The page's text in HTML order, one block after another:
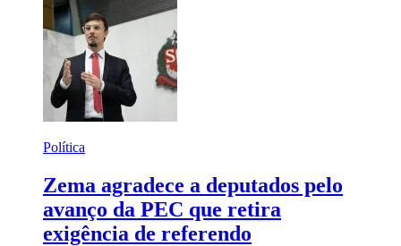
Política
Zema agradece a deputados pelo
avanço da PEC que retira
exigência de referendo